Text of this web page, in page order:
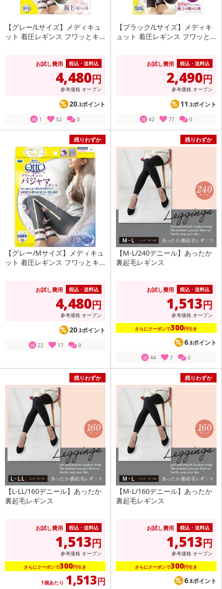
【グレー/Lサイズ】メディキュ
ット 着圧レギンス フワッとキ...
お試し費用 税込・送料込
4,480円
参考価格 オープン
20.3ポイント
残 1 52 0
【ブラック/Lサイズ】メディキ
ュット 着圧レギンス フワッと...
お試し費用 税込・送料込
2,490円
参考価格 オープン
11.3ポイント
残 42 77 0
残りわずか
【グレー/Mサイズ】メディキュ
ット 着圧レギンス フワッとキ...
お試し費用 税込・送料込
4,480円
参考価格 オープン
20.3ポイント
残 22 17 0
残りわずか
【M-L/240デニール】あったか
裏起毛レギンス
お試し費用 税込・送料込
1,513円
参考価格 オープン
さらにクーポンで300円引き
6.8ポイント
残 44 7 0
残りわずか
【L-LL/160デニール】あったか
裏起毛レギンス
お試し費用 税込・送料込
1,513円
参考価格 オープン
さらにクーポンで300円引き
1個あたり 1,513円
残りわずか
【M-L/160デニール】あったか
裏起毛レギンス
お試し費用 税込・送料込
1,513円
参考価格 オープン
さらにクーポンで300円引き
6.8ポイント